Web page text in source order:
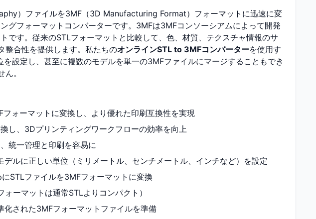
）ファイルを3MF（3D Manufacturing Format）フォーマットに迅速に変
グフォーマットコンバーターです。3MFは3MFコンソーシアムによって開発
です。従来のSTLフォーマットと比較して、色、材質、テクスチャ情報のサ
整合性を提供します。私たちのオンラインSTL to 3MFコンバーターを使用す
設定し、甚至に複数のモデルを単一の3MFファイルにマージすることもでき
。
ォーマットに変換し、より優れた印刷互換性を実現
し、3Dプリンティングワークフローの効率を向上
統一管理と印刷を容易に
ルに正しい単位（ミリメートル、センチメートル、インチなど）を設定
STLファイルを3MFフォーマットに変換
ーマットは通常STLよりコンパクト）
された3MFフォーマットファイルを準備